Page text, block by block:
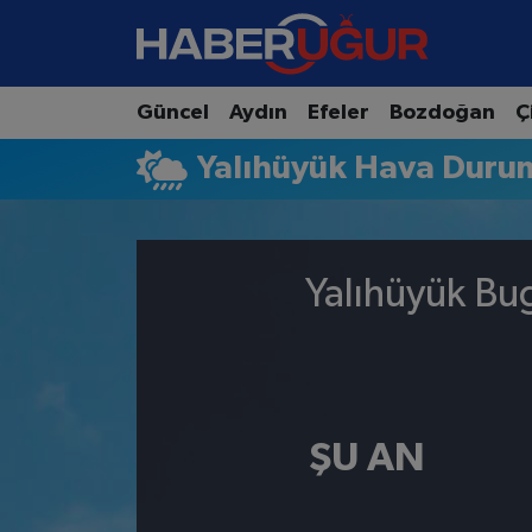
Güncel Aydın Efeler Bozdoğan
Yalıhüyük Hava
Yalıhüyük
ŞU AN
Aydın Nöbetçi Eczaneler
Aydın Hava Durumu